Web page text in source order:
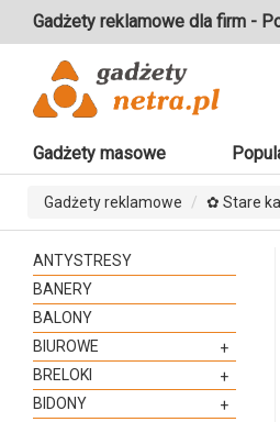
Gadżety reklamowe dla firm -
Gadżety masowe
Gadżety reklamowe ✿ Stare
ANTYSTRESY
BANERY
BALONY
BIUROWE
+
BRELOKI
+
BIDONY
+